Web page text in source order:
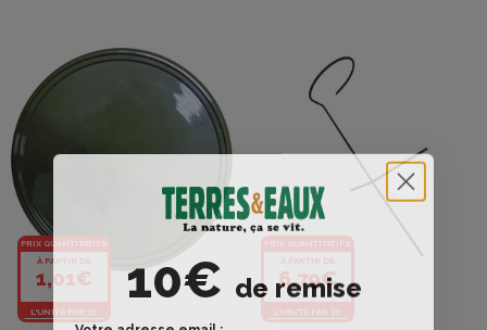
PRIX QUANTITATIFS
À PARTIR DE
1,01€
L'UNITÉ PAR 30
PRIX QUANTITATIFS
À PARTIR DE
6,79€
L'UNITÉ PAR 30
10€ de remise
Votre adresse email :